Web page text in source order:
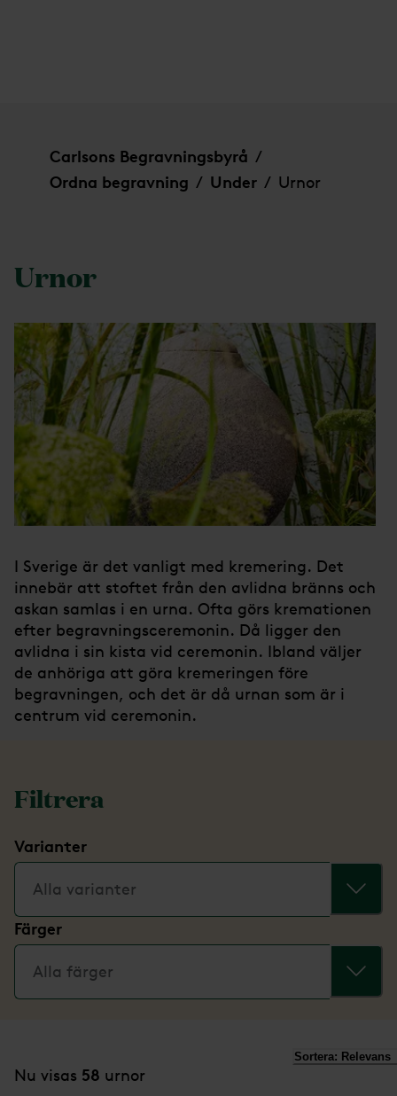
Carlsons Begravningsbyrå /
Ordna begravning / Under / Urnor
Urnor
I Sverige är det vanligt med kremering. Det
innebär att stoftet från den avlidna bränns och
askan samlas i en urna. Ofta görs kremationen
efter begravningsceremonin. Då ligger den
avlidna i sin kista vid ceremonin. Ibland väljer
de anhöriga att göra kremeringen före
begravningen, och det är då urnan som är i
centrum vid ceremonin.
Filtrera
Varianter
Alla varianter
Färger
Alla färger
Nu visas 58 urnor
Sortera: Relevans